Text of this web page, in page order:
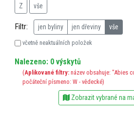
Z vše
Filtr: jen byliny jen dřeviny vše
včetně neaktuálních položek
Nalezeno: 0 výskytů
(Aplikované filtry: název obsahuje: "Abies
počáteční písmeno: W - vědecké)
Zobrazit vybrané na